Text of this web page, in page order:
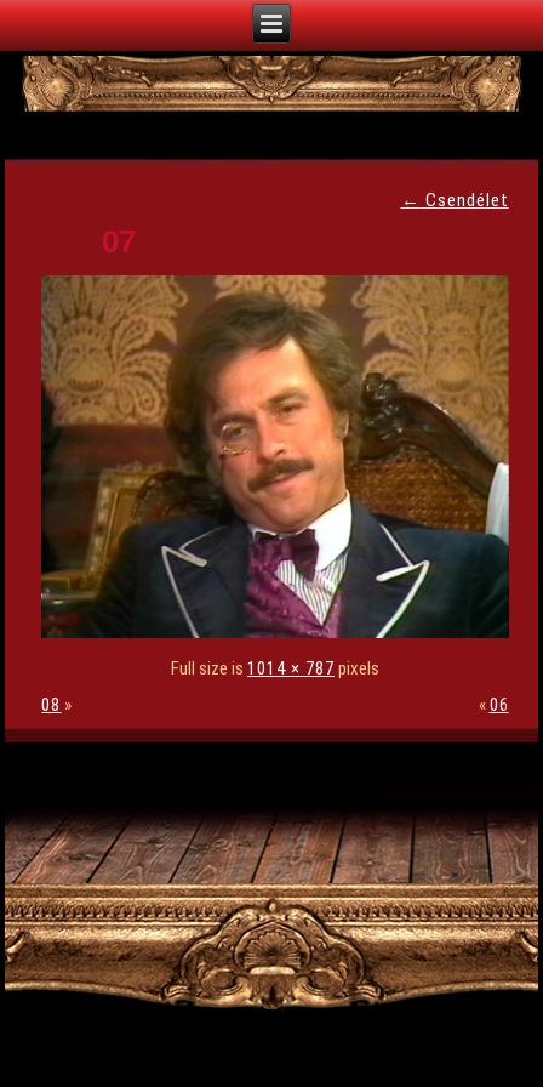
← Csendélet
07
Full size is 1014 × 787 pixels
08 » «06